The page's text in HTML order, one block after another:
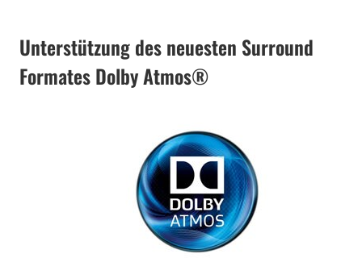
Unterstützung des neuesten Surround
Formates Dolby Atmos®